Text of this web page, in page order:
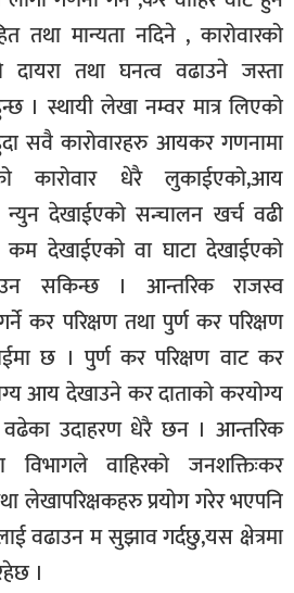
तथा मान्यता नदिने , कारोवारको
दायरा तथा घनत्व वढाउने जस्ता
। स्थायी लेखा नम्वर मात्र लिएको
सवै कारोवारहरु आयकर गणनामा
कारोवार धेरै लुकाईएको,आय
न्युन देखाईएको सन्चालन खर्च वढी
देखाईएको वा घाटा देखाईएको
सकिन्छ । आन्तरिक राजस्व
कर परिक्षण तथा पुर्ण कर परिक्षण
छ । पुर्ण कर परिक्षण वाट कर
आय देखाउने कर दाताको करयोग्य
उदाहरण धेरै छन । आन्तरिक
विभागले वाहिरको जनशक्तिःकर
लेखापरिक्षकहरु प्रयोग गरेर भएपनि
वढाउन म सुझाव गर्दछु,यस क्षेत्रमा
।